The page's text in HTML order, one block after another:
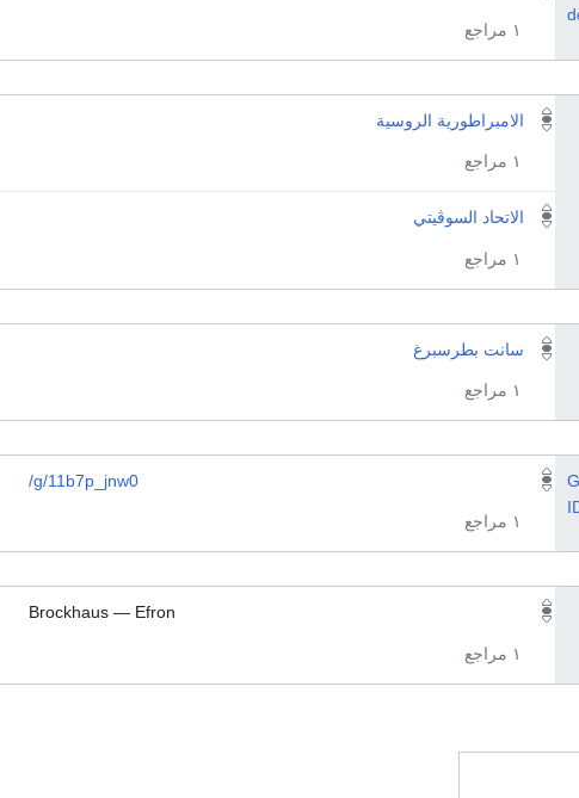
١ مراجع
الامبراطورية الروسية
١ مراجع
الاتحاد السوڤيتي
١ مراجع
سانت بطرسبرغ
١ مراجع
/g/11b7p_jnw0
١ مراجع
Brockhaus — Efron
١ مراجع